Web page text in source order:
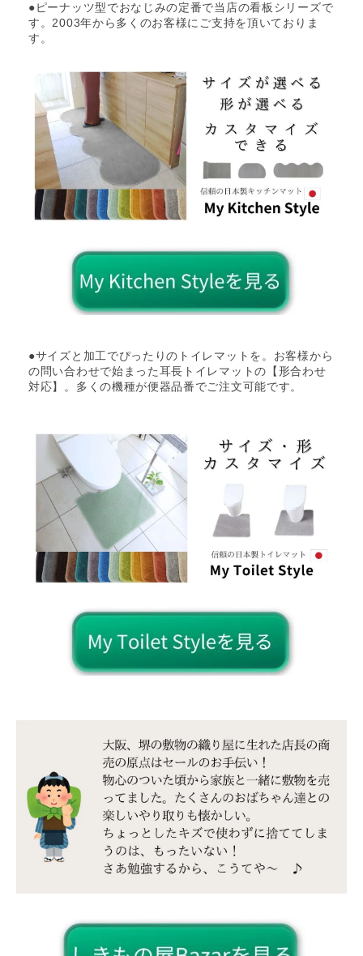
●ピーナッツ型でおなじみの定番で当店の看板シリーズで
す。2003年から多くのお客様にご支持を頂いておりま
す。
●サイズと加工でぴったりのトイレマットを。お客様から
の問い合わせで始まった耳長トイレマットの【形合わせ
対応】。多くの機種が便器品番でご注文可能です。